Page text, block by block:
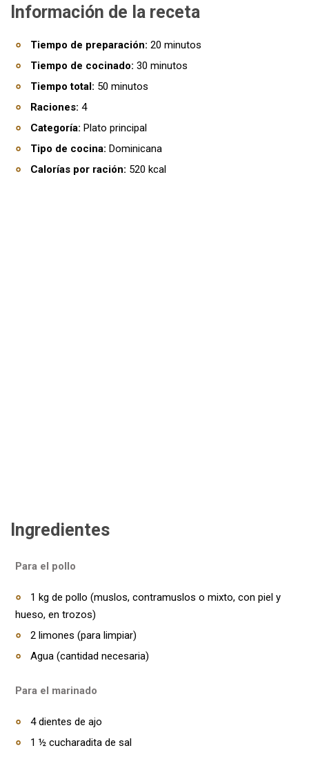
Información de la receta
Tiempo de preparación: 20 minutos
Tiempo de cocinado: 30 minutos
Tiempo total: 50 minutos
Raciones: 4
Categoría: Plato principal
Tipo de cocina: Dominicana
Calorías por ración: 520 kcal
Ingredientes
Para el pollo
1 kg de pollo (muslos, contramuslos o mixto, con piel y
hueso, en trozos)
2 limones (para limpiar)
Agua (cantidad necesaria)
Para el marinado
4 dientes de ajo
1 ½ cucharadita de sal